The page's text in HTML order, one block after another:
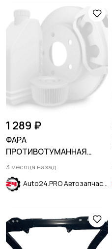
1 289 ₽
ФАРА
ПРОТИВОТУМАННАЯ
ПРАВАЯ KIA SORENTO
2003-2006
3 месяца назад
Auto24.PRO Автозапчасти